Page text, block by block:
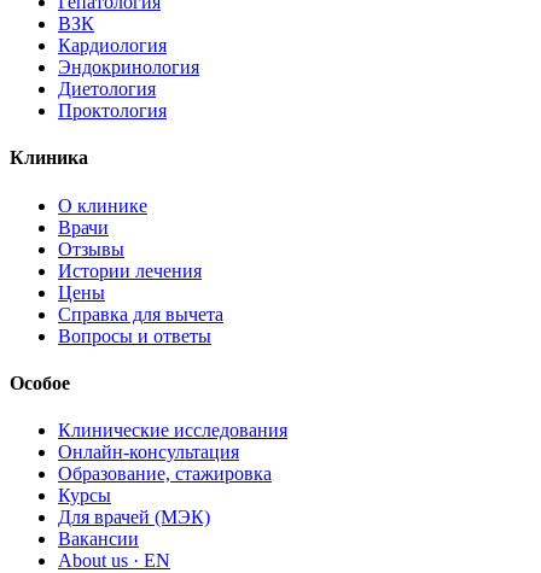
ВЗК
Кардиология
Эндокринология
Диетология
Проктология
Клиника
О клинике
Врачи
Отзывы
Истории лечения
Цены
Справка для вычета
Вопросы и ответы
Особое
Клинические исследования
Онлайн-консультация
Образование, стажировка
Курсы
Для врачей (МЭК)
Вакансии
About us · EN